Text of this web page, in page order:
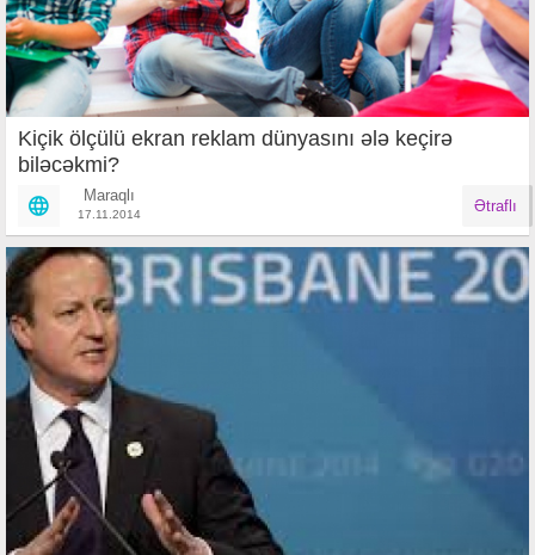
Kiçik ölçülü ekran reklam dünyasını ələ keçirə
biləcəkmi?
Maraqlı
17.11.2014 Ətraflı